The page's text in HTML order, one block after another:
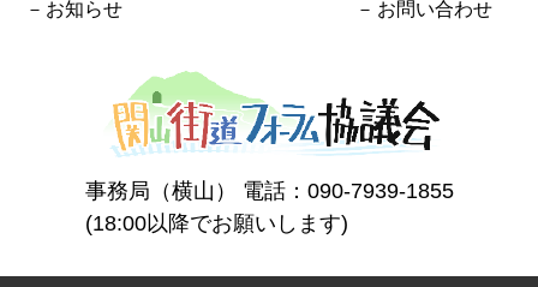
事務局（横山） 電話： 090-7939-1855
(18:00以降でお願いします)
お知らせ
お問い合わせ